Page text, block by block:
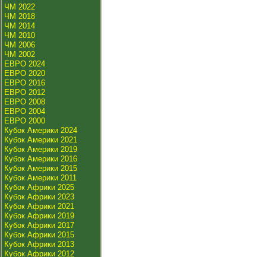
ЧМ 2022
ЧМ 2018
ЧМ 2014
ЧМ 2010
ЧМ 2006
ЧМ 2002
ЕВРО 2024
ЕВРО 2020
ЕВРО 2016
ЕВРО 2012
ЕВРО 2008
ЕВРО 2004
ЕВРО 2000
Кубок Америки 2024
Кубок Америки 2021
Кубок Америки 2019
Кубок Америки 2016
Кубок Америки 2015
Кубок Америки 2011
Кубок Африки 2025
Кубок Африки 2023
Кубок Африки 2021
Кубок Африки 2019
Кубок Африки 2017
Кубок Африки 2015
Кубок Африки 2013
Кубок Африки 2012